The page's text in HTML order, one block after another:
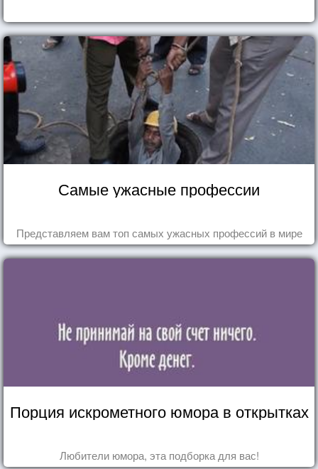
Самые ужасные профессии
Представляем вам топ самых ужасных профессий в мире
Порция искрометного юмора в открытках
Любители юмора, эта подборка для вас!